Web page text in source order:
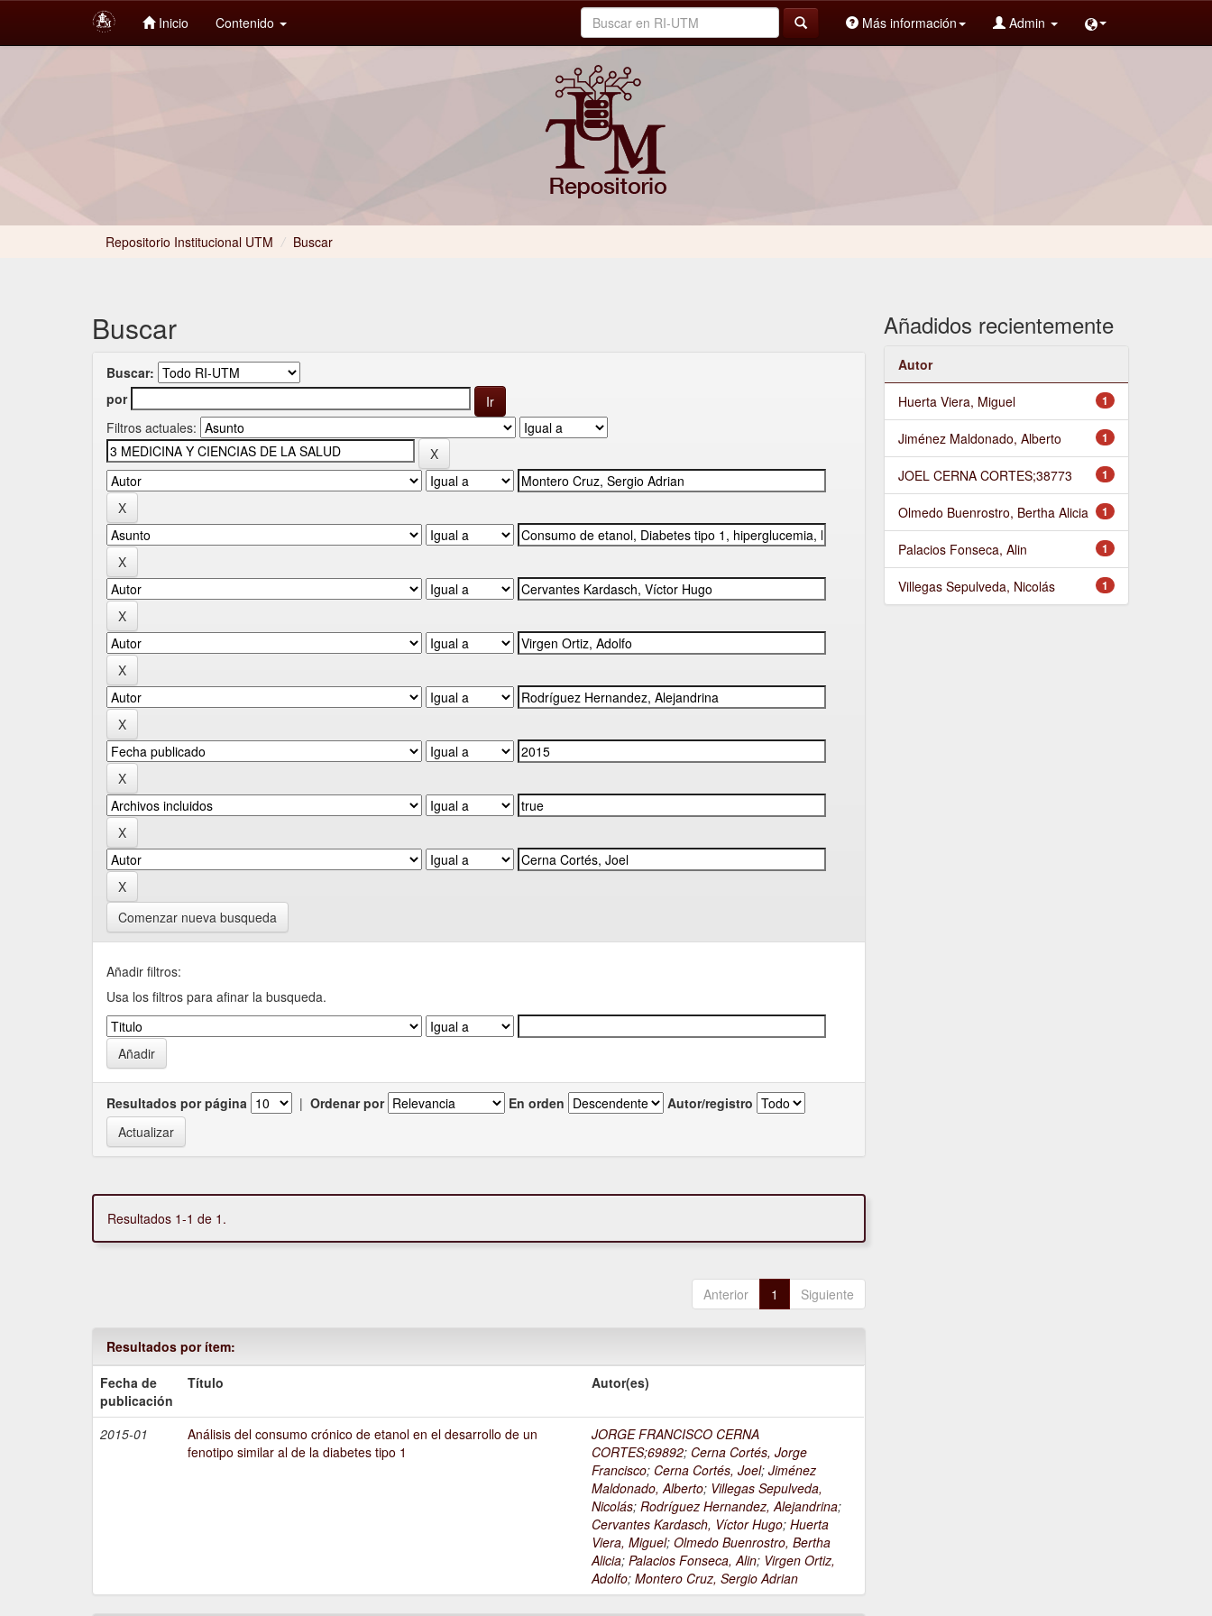
Inicio Contenido Más información Admin
Repositorio Institucional UTM / Buscar
Buscar
Buscar:
por
Filtros actuales:
Comenzar nueva busqueda
Añadir filtros:
Usa los filtros para afinar la busqueda.
Resultados por página | Ordenar por En orden Autor/registro
Resultados 1-1 de 1.
Anterior 1 Siguiente
Resultados por ítem:
Fecha de
publicación
Título Autor(es)
2015-01
Análisis del consumo crónico de etanol en el desarrollo de un
fenotipo similar al de la diabetes tipo 1
JORGE FRANCISCO CERNA
CORTES;69892; Cerna Cortés, Jorge
Francisco; Cerna Cortés, Joel;Jiménez
Maldonado, Alberto; Villegas Sepulveda,
Nicolás;Rodríguez Hernandez, Alejandrina;
Cervantes Kardasch, Víctor Hugo;Huerta
Viera, Miguel;Olmedo Buenrostro, Bertha
Alicia;Palacios Fonseca, Alin; Virgen Ortiz,
Adolfo;Montero Cruz, Sergio Adrian
Añadidos recientemente
Autor
1
Huerta Viera, Miguel
1
Jiménez Maldonado, Alberto
1
JOEL CERNA CORTES;38773
1
Olmedo Buenrostro, Bertha Alicia
1
Palacios Fonseca, Alin
1
Villegas Sepulveda, Nicolás